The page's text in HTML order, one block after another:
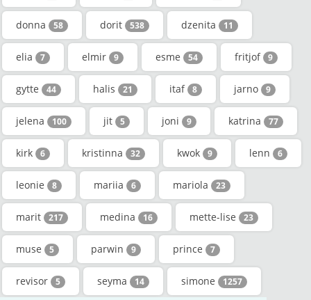
donna 58 dorit 538 dzenita 11
elia 7 elmir 9 esme 54 fritjof 9
gytte 44 halis 21 itaf 8 jarno 9
jelena 100 jit 5 joni 9 katrina 77
kirk 6 kristinna 32 kwok 9 lenn 6
leonie 8 mariia 6 mariola 23
marit 217 medina 16 mette-lise 23
muse 5 parwin 9 prince 7
revisor 5 seyma 14 simone 1257